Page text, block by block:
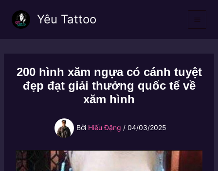
Yêu Tattoo
200 hình xăm ngựa có cánh tuyệt
đẹp đạt giải thưởng quốc tế về
xăm hình
Bởi Hiếu Đặng / 04/03/2025